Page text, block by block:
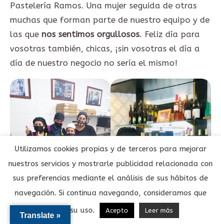
Pastelería Ramos. Una mujer seguida de otras
muchas que forman parte de nuestro equipo y de
las que nos sentimos orgullosos. Feliz día para
vosotras también, chicas, ¡sin vosotras el día a
día de nuestro negocio no sería el mismo!
Desde aquí os deseamos a todas y todos un
Utilizamos cookies propias y de terceros para mejorar
nuestros servicios y mostrarle publicidad relacionada con
sus preferencias mediante el análisis de sus hábitos de
navegación. Si continua navegando, consideramos que
acepta su uso.
Acepto Leer más
Translate »